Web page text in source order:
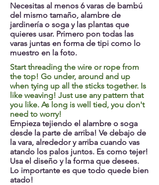
Necesitas al menos 6 varas de bambú
del mismo tamaño, alambre de
jardinería o soga y las plantas que
quieres usar. Primero pon todas las
varas juntas en forma de tipi como lo
muestro en la foto.
Start threading the wire or rope from
the top! Go under, around and up
when tying up all the sticks together. Is
like weaving! Just use any pattern that
you like. As long is well tied, you don't
need to worry!
Empieza tejiendo el alambre o soga
desde la parte de arriba! Ve debajo de
la vara, alrededor y arriba cuando vas
atando los palos juntos. Es como tejer!
Usa el diseño y la forma que desees.
Lo importante es que todo quede bien
atado!